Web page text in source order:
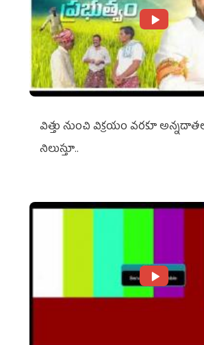
విత్తు నుంచి విక్రయం వరకూ
నిలుస్తూ..